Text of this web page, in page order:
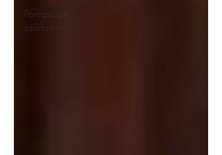
Portraits de
célébrités